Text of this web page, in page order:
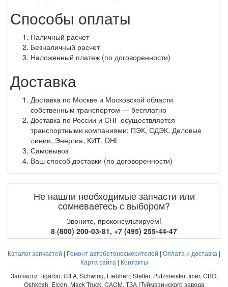
Способы оплаты
Наличный расчет
Безналичный расчет
Наложенный платеж (по договоренности)
Доставка
Доставка по Москве и Московской области
собственным транспортом — бесплатно
Доставка по России и СНГ осуществляется
транспортными компаниями: ПЭК, СДЭК, Деловые
линии, Энергия, КИТ, DHL
Самовывоз
Ваш способ доставки (по договоренности)
Не нашли необходимые запчасти или
сомневаетесь с выбором?
Звоните, проконсультируем!
8 (800) 200-03-81, +7 (495) 255-44-47
Каталог запчастей | Ремонт автобетоносмесителей | Оплата и доставка |
Карта сайта | Контакты
Запчасти Tigarbo, CIFA, Schwing, Liebherr, Stetter, Putzmeister, Imer, CBO,
Oshkosh, Elcon, Mack Truck, CACM, ТЗА (Туймазинского завода